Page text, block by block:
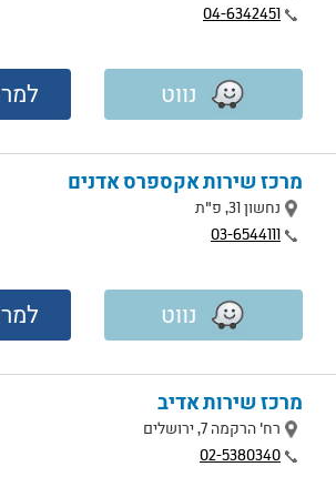
טלפון
04-6342451
נווט
מרכז שירות אקספרס אדנים
מיקום
נחשון 31, פ"ת
טלפון
03-6544111
נווט
מרכז שירות אדיב
מיקום
רח' הרקמה 7, ירושלים
טלפון
02-5380340